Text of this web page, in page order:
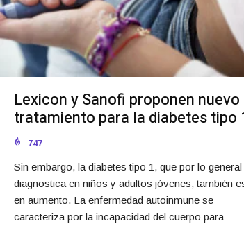
Lexicon y Sanofi proponen nuevo
tratamiento para la diabetes tipo
747
Sin embargo, la diabetes tipo 1, que por lo general
diagnostica en niños y adultos jóvenes, también
en aumento. La enfermedad autoinmune se
caracteriza por la incapacidad del cuerpo para